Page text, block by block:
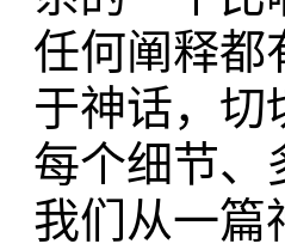
任何阐释都
于神话，切
每个细节、
我们从一篇